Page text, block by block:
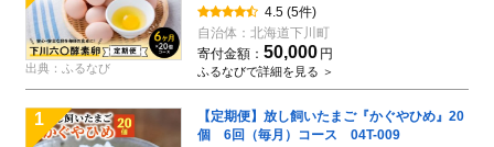
出典：ふるなび
『下川六〇酵素卵』を毎日の食卓に！ 下川ろ
くまる あべ養鶏場 割れ補償付き ブランド卵
たまご F4G-0298
4.5 (5件)
自治体： 北海道下川町
寄付金額： 50,000 円
ふるなびで詳細を見る ＞
1
【定期便】放し飼いたまご『かぐやひめ』20
個 6回（毎月）コース 04T-009